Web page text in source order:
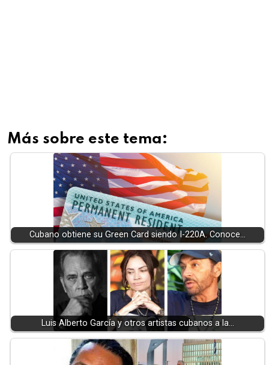
Más sobre este tema:
Cubano obtiene su Green Card siendo I-220A. Conoce…
Luis Alberto García y otros artistas cubanos a la…